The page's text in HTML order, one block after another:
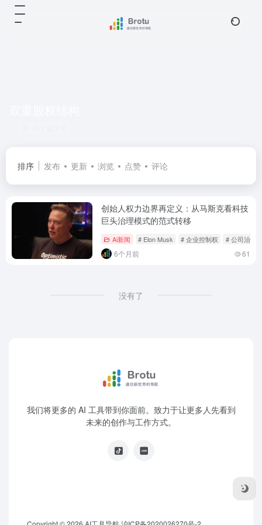
排序 发布 更新 浏览 点赞 评论
创始人权力边界再定义：从马斯克看科技
巨头治理模式的范式转移
Ai新闻 # Elon Musk # 企业控制权 # 公司治理
6个月前 61
没有了
我们将更多的 AI 工具带到你面前。致力于让更多人先看到
未来的创作与工作方式。